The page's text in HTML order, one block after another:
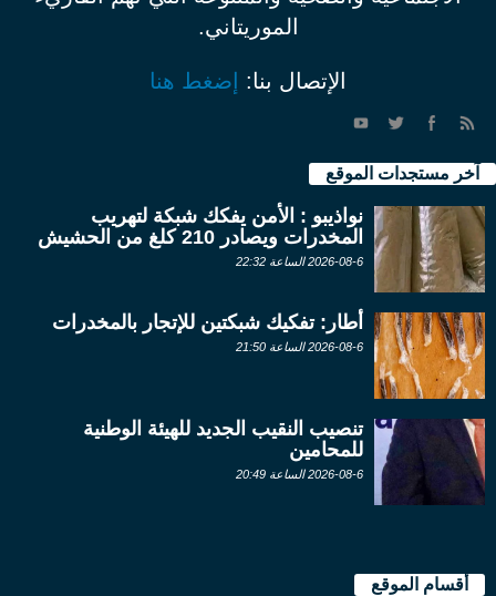
الموريتاني.
الإتصال بنا: إضغط هنا
آخر مستجدات الموقع
نواذيبو : الأمن يفكك شبكة لتهريب
المخدرات ويصادر 210 كلغ من الحشيش
2026-08-6 الساعة 22:32
أطار: تفكيك شبكتين للإتجار بالمخدرات
2026-08-6 الساعة 21:50
تنصيب النقيب الجديد للهيئة الوطنية
للمحامين
2026-08-6 الساعة 20:49
أقسام الموقع